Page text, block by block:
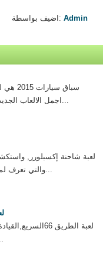
اضيف بواسطة:Admin
سباق
اجمل الالعاب الجديدة ومن افضل العاب ا...
لعبة شاحنة إكسبلورر,
والتي تعرف لمجالها المدقع من أجل...
لعبة الطريق